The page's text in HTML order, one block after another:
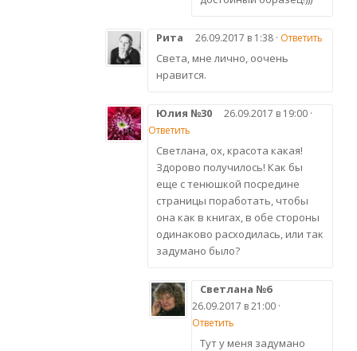
Рита 26.09.2017 в 1:38 · Ответить
Света, мне лично, оочень
нравится.
Юлия №30
26.09.2017 в 19:00 ·
Ответить
Светлана, ох, красота какая!
Здорово получилось! Как бы
еще с тенюшкой посредине
страницы поработать, чтобы
она как в книгах, в обе стороны
одинаково расходилась, или так
задумано было?
Светлана №6
26.09.2017 в 21:00 ·
Ответить
Тут у меня задумано